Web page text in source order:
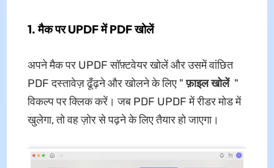
1. मैक पर UPDF में PDF खोलें
अपने मैक पर UPDF सॉफ़्टवेयर खोलें और उसमें वांछित
PDF दस्तावेज़ ढूँढ़ने और खोलने के लिए "फ़ाइलखोलें"
विकल्प पर क्लिक करें। जब PDF UPDF में रीडर मोड में
खुलेगा, तो वह ज़ोर से पढ़ने के लिए तैयार हो जाएगा।